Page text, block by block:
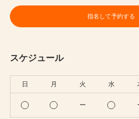
指名して予約する
スケジュール
日 月 火 水
ー